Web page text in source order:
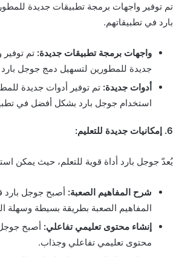
تم توفير واجهات برمجة تطبيقات جديدة
بارد في تطبيقاتهم.
واجهات برمجة تطبيقات جديدة: تم
جديدة للمطورين لتسهيل دمج جوجل بارد
أدوات جديدة: تم توفير أدوات جديدة
استخدام جوجل بارد بشكل أفضل في
6. إمكانيات جديدة للتعليم:
يُعدّ جوجل بارد أداة قوية للتعلم، حيث يمكن
شرح المفاهيم الصعبة: أصبح جوجل بارد
المفاهيم الصعبة بطريقة بسيطة وسهلة
إنشاء محتوى تعليمي تفاعلي: أصبح جوجل
محتوى تعليمي تفاعلي وجذاب.